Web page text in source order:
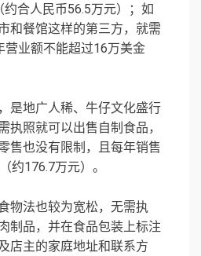
合人民币56.5万元）；如
和餐馆这样的第三方，就需
营业额不能超过16万美金
是地广人稀、牛仔文化盛行
执照就可以出售自制食品，
售也没有限制，且每年销售
约176.7万元）。
物法也较为宽松，无需执
制品，并在食品包装上标注
店主的家庭地址和联系方